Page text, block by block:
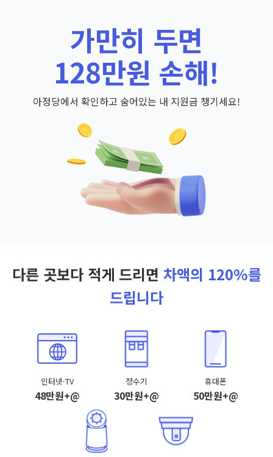
가만히 두면
128만원 손해!
아정당에서 확인하고 숨어있는 내 지원금 챙기세요!
다른 곳보다 적게 드리면 차액의 120%를
드립니다
인터넷·TV
48만원+@
정수기
30만원+@
휴대폰
50만원+@